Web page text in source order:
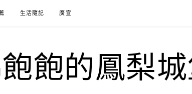
生活隨記 廣宣
飽的鳳梨